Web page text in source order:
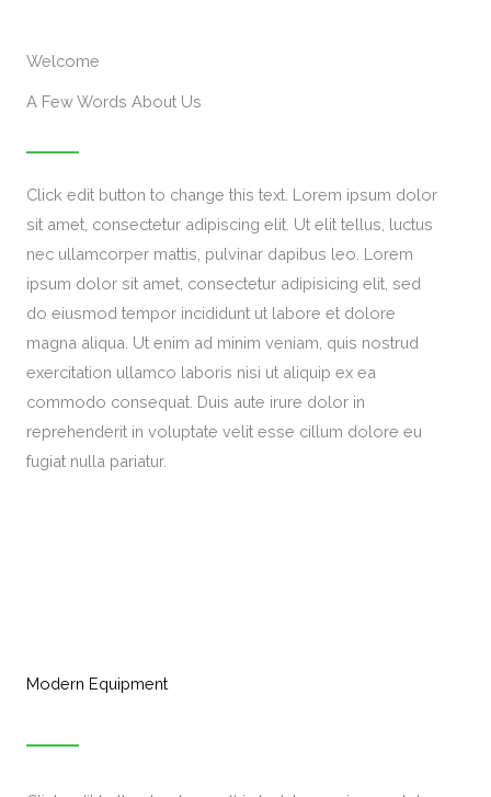
Welcome
A Few Words About Us
Click edit button to change this text. Lorem ipsum dolor
sit amet, consectetur adipiscing elit. Ut elit tellus, luctus
nec ullamcorper mattis, pulvinar dapibus leo. Lorem
ipsum dolor sit amet, consectetur adipisicing elit, sed
do eiusmod tempor incididunt ut labore et dolore
magna aliqua. Ut enim ad minim veniam, quis nostrud
exercitation ullamco laboris nisi ut aliquip ex ea
commodo consequat. Duis aute irure dolor in
reprehenderit in voluptate velit esse cillum dolore eu
fugiat nulla pariatur.
Modern Equipment